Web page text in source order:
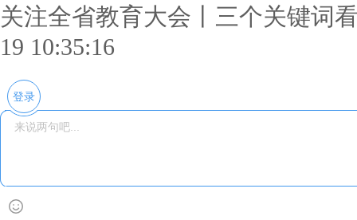
关注全省教育大会丨三个关键词
19 10:35:16
登录